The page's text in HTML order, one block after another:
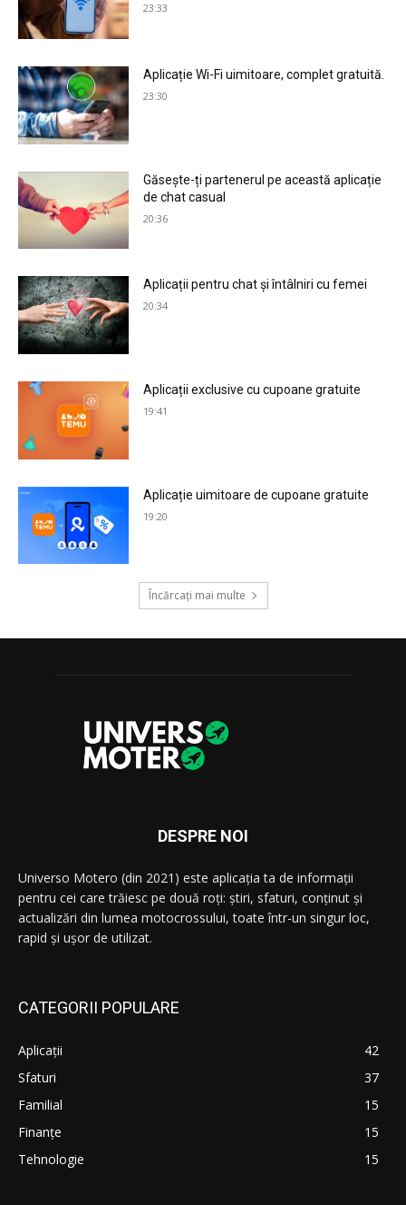
23:33
Aplicație Wi-Fi uimitoare, complet gratuită.
23:30
Găsește-ți partenerul pe această aplicație
de chat casual
20:36
Aplicații pentru chat și întâlniri cu femei
20:34
Aplicații exclusive cu cupoane gratuite
19:41
Aplicație uimitoare de cupoane gratuite
19:20
Încărcați mai multe
DESPRE NOI
Universo Motero (din 2021) este aplicația ta de informații
pentru cei care trăiesc pe două roți: știri, sfaturi, conținut și
actualizări din lumea motocrossului, toate într-un singur loc,
rapid și ușor de utilizat.
CATEGORII POPULARE
Aplicații
42
Sfaturi
37
Familial
15
Finanțe
15
Tehnologie
15